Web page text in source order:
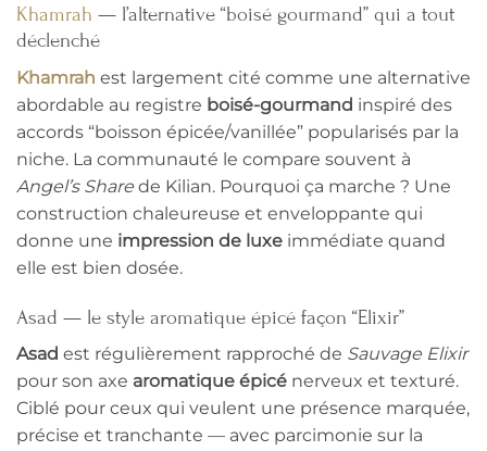
Khamrah — l’alternative “boisé gourmand” qui a tout
déclenché
Khamrah est largement cité comme une alternative
abordable au registre boisé-gourmand inspiré des
accords “boisson épicée/vanillée” popularisés par la
niche. La communauté le compare souvent à
Angel’s Share de Kilian. Pourquoi ça marche ? Une
construction chaleureuse et enveloppante qui
donne une impression de luxe immédiate quand
elle est bien dosée.
Asad — le style aromatique épicé façon “Elixir”
Asad est régulièrement rapproché de Sauvage Elixir
pour son axe aromatique épicé nerveux et texturé.
Ciblé pour ceux qui veulent une présence marquée,
précise et tranchante — avec parcimonie sur la